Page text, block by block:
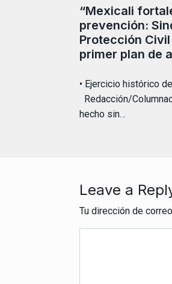
“Mexicali
prevención:
Protección
primer plan de
• Ejercicio histórico
Redacción/
hecho sin…
Leave a
Tu dirección de